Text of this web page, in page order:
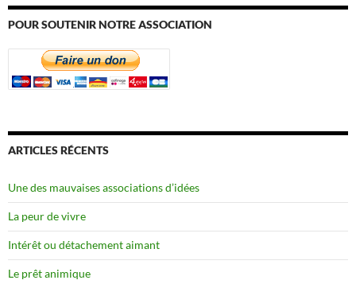
POUR SOUTENIR NOTRE ASSOCIATION
ARTICLES RÉCENTS
Une des mauvaises associations d’idées
La peur de vivre
Intérêt ou détachement aimant
Le prêt animique